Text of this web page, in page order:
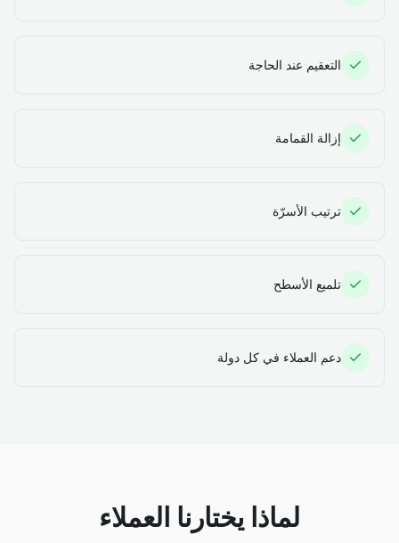
التعقيم عند الحاجة
إزالة القمامة
ترتيب الأسرّة
تلميع الأسطح
دعم العملاء في كل دولة
لماذا يختارنا العملاء